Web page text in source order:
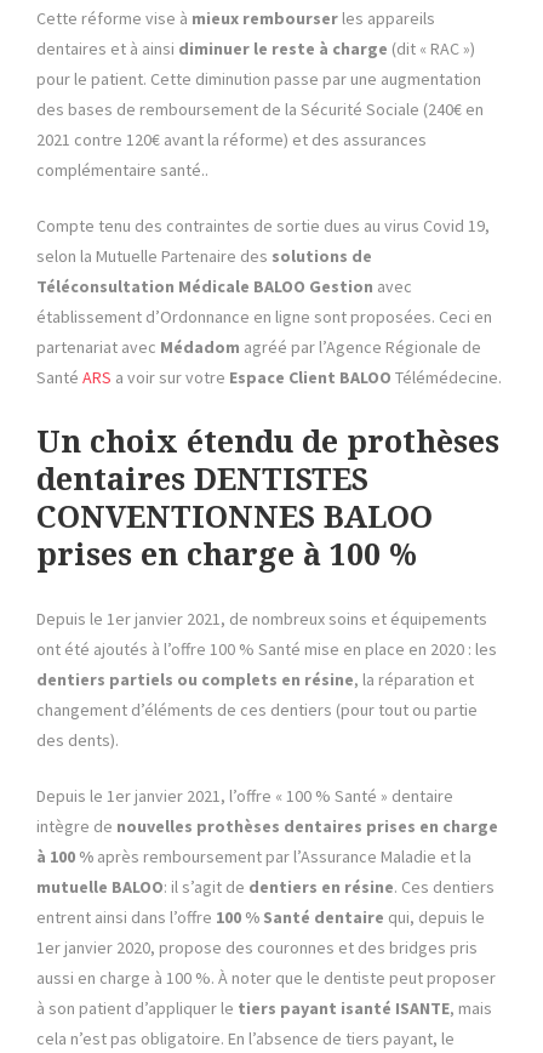
Cette réforme vise à mieux rembourser les appareils
dentaires et à ainsi diminuer le reste à charge (dit « RAC »)
pour le patient. Cette diminution passe par une augmentation
des bases de remboursement de la Sécurité Sociale (240€ en
2021 contre 120€ avant la réforme) et des assurances
complémentaire santé..
Compte tenu des contraintes de sortie dues au virus Covid 19,
selon la Mutuelle Partenaire des solutions de
Téléconsultation Médicale BALOO Gestion avec
établissement d’Ordonnance en ligne sont proposées. Ceci en
partenariat avec Médadom agréé par l’Agence Régionale de
Santé ARS a voir sur votre Espace Client BALOO Télémédecine.
Un choix étendu de prothèses
dentaires DENTISTES
CONVENTIONNES BALOO
prises en charge à 100 %
Depuis le 1er janvier 2021, de nombreux soins et équipements
ont été ajoutés à l’offre 100 % Santé mise en place en 2020 : les
dentiers partiels ou complets en résine, la réparation et
changement d’éléments de ces dentiers (pour tout ou partie
des dents).
Depuis le 1er janvier 2021, l’offre « 100 % Santé » dentaire
intègre de nouvelles prothèses dentaires prises en charge
à 100 % après remboursement par l’Assurance Maladie et la
mutuelle BALOO: il s’agit de dentiers en résine. Ces dentiers
entrent ainsi dans l’offre 100 % Santé dentaire qui, depuis le
1er janvier 2020, propose des couronnes et des bridges pris
aussi en charge à 100 %. À noter que le dentiste peut proposer
à son patient d’appliquer le tiers payant isanté ISANTE, mais
cela n’est pas obligatoire. En l’absence de tiers payant, le